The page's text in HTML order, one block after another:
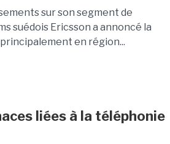
sur son segment de
suédois Ericsson a annoncé la
en région...
liées à la téléphonie